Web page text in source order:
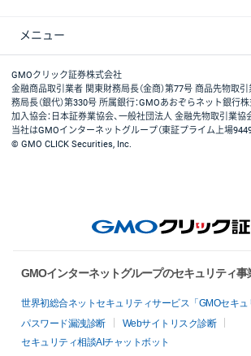
メニュー
取引規程・約款
最良執行方針
ディスクレイマー
リスク説明
GMOクリック証券ホームページ
GMOクリック証券株式会社
金融商品取引業者 関東財務局長（金商）第77号 商品先物取
務局長（銀代）第330号 所属銀行：GMOあおぞらネット銀行
加入協会：日本証券業協会、一般社団法人 金融先物取引業協
当社はGMOインターネットグループ（東証プライム上場9449
© GMO CLICK Securities, Inc.
GMOインターネットグループのセキュリティ事
世界初総合ネットセキュリティサービス「GMOセキュ
パスワード漏洩診断
Webサイトリスク診断
セキュリティ相談AIチャットボット